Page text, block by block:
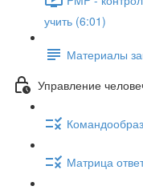
учить (6:01)
Материалы
Управление
Матрица